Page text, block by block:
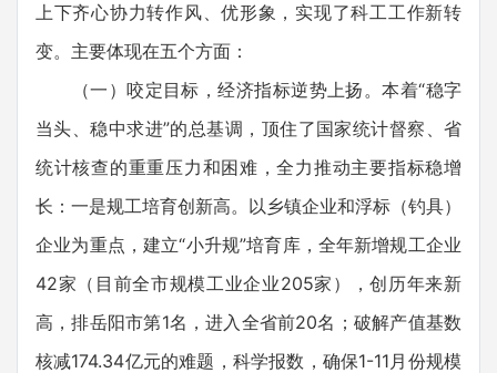
上下齐心协力转作风、优形象，实现了科工工作新转
变。主要体现在五个方面：
（一）咬定目标，经济指标逆势上扬。本着“稳字
当头、稳中求进”的总基调，顶住了国家统计督察、省
统计核查的重重压力和困难，全力推动主要指标稳增
长：一是规工培育创新高。以乡镇企业和浮标（钓具）
企业为重点，建立“小升规”培育库，全年新增规工企业
42家（目前全市规模工业企业205家），创历年来新
高，排岳阳市第1名，进入全省前20名；破解产值基数
核减174.34亿元的难题，科学报数，确保1-11月份规模